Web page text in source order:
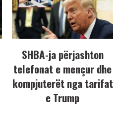
SHBA-ja përjashton
telefonat e mençur dhe
kompjuterët nga tarifat
e Trump